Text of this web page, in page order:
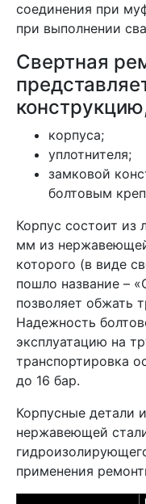
соединения при
при выполнении
Свертная
корпуса;
уплотнителя;
замковой
болтовым
Корпус состоит из
мм из
которого (в виде
пошло название –
позволяет обжать
Надежность
эксплуатацию на
транспортировка
до 16 бар.
Корпусные детали
нержавеющей
применения